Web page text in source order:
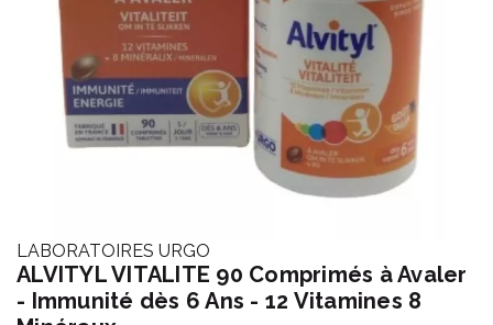
LABORATOIRES URGO
ALVITYL VITALITE 90 Comprimés à Avaler
- Immunité dès 6 Ans - 12 Vitamines 8